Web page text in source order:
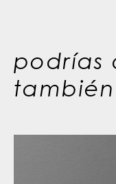
podrías